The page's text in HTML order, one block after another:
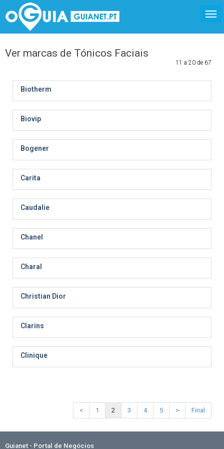
Ver marcas de Tónicos Faciais
11 a 20 de 67
Biotherm
Biovip
Bogener
Carita
Caudalie
Chanel
Charal
Christian Dior
Clarins
Clinique
< 1 2 3 4 5 > Final
Guianet - Portal de Negócios